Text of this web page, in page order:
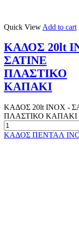
Quick View Add to cart
ΚΑΔΟΣ 20lt
ΣΑΤΙΝΕ
ΠΛΑΣΤΙΚΟ
ΚΑΠΑΚΙ
ΚΑΔΟΣ 20lt ΙΝΟΧ -
ΠΛΑΣΤΙΚΟ ΚΑΠΑΚΙ
ΚΑΔΟΣ ΠΕΝΤΑΛ